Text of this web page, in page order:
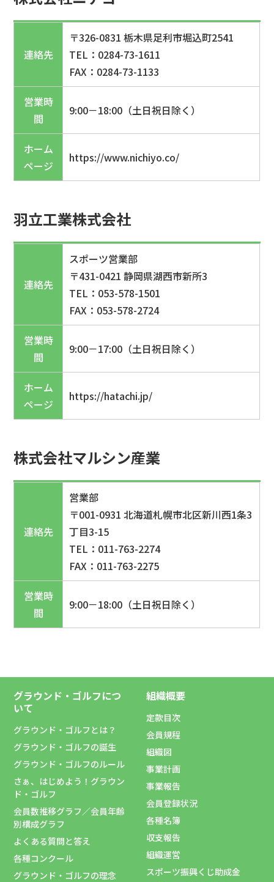
連絡先
〒326-0831 栃木県足利市堀込町2541
TEL：0284-73-1611
FAX：0284-73-1133
営業時
間
9:00－18:00（土日祝日除く）
ホーム
ページ
https://www.nichiyo.co/
羽立工業株式会社
連絡先
スポーツ営業部
〒431-0421 静岡県湖西市新所3
TEL：053-578-1501
FAX：053-578-2724
営業時
間
9:00－17:00（土日祝日除く）
ホーム
ページ
https://hatachi.jp/
株式会社マルシン産業
連絡先
営業部
〒001-0931 北海道札幌市北区新川西1条3
丁目3-15
TEL：011-763-2274
FAX：011-763-2275
営業時
間
9:00－18:00（土日祝日除く）
グラウンド・ゴルフにつ
いて
グラウンド・ゴルフとは？
グラウンド・ゴルフの誕生
グラウンド・ゴルフのルール
さぁ、はじめよう！グラウン
ド・ゴルフ
会員数推移グラフ／会員年齢
別構成グラフ
よくある質問と答え
各種コンクール
グラウンド・ゴルフの理念
組織概要
定款目次
会員規程
組織図
事業計画
事業報告
会員登録状況
各種名簿
収支報告
組織運営
スポーツ振興くじ助成金